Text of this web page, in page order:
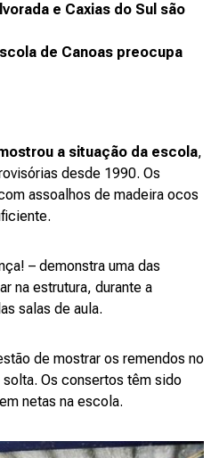
e Caxias do Sul são
de Canoas preocupa
a situação da escola,
desde 1990. Os
assoalhos de madeira ocos
– demonstra uma das
na estrutura, durante a
salas de aula.
de mostrar os remendos no
Os consertos têm sido
netas na escola.